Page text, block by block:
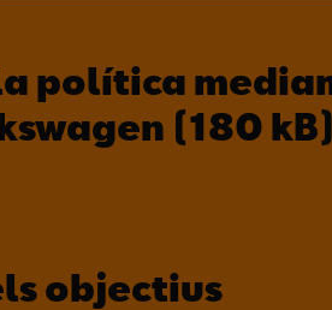
política
(180
objectius